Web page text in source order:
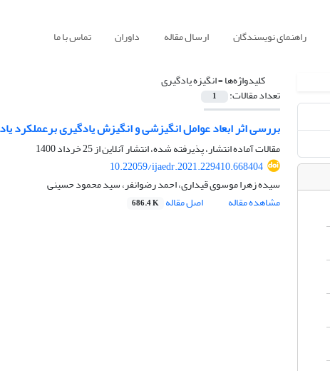
راهنمای نویسندگان ارسال مقاله داوران تماس با ما
کلیدواژه‌ها =انگیزه یادگیری
تعداد مقالات: 1
بررسی اثر ابعاد عوامل انگیزشی و انگیزش یادگیری برعملکرد
مقالات آماده انتشار، پذیرفته شده، انتشار آنلاین از25 خرداد 1400
10.22059/ijaedr.2021.229410.668404
سیده زهرا موسوی قیداری، احمد رضوانفر، سید محمود حسینی
مشاهده مقاله
اصل مقاله 686.4 K